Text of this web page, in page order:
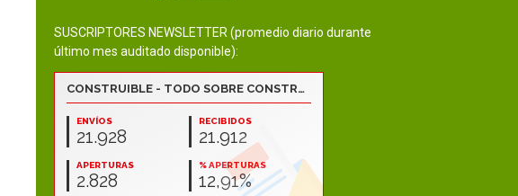
SUSCRIPTORES NEWSLETTER (promedio diario durante
último mes auditado disponible):